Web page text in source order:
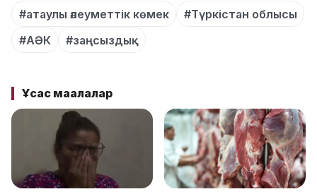
#атаулы әлеуметтік көмек
#Түркістан облысы
#АӘК
#заңсыздық
Ұқсас мақалалар